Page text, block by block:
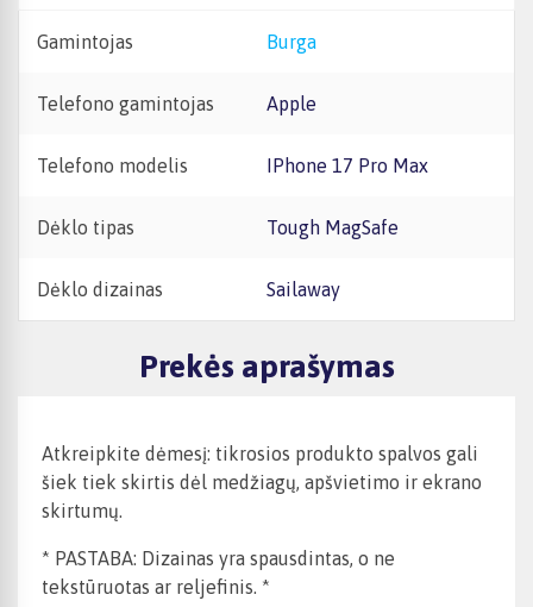
Gamintojas Burga
Telefono gamintojas Apple
Telefono modelis iPhone 17 Pro Max
Dėklo tipas Tough MagSafe
Dėklo dizainas Sailaway
Prekės aprašymas
Atkreipkite dėmesį: tikrosios produkto spalvos gali
šiek tiek skirtis dėl medžiagų, apšvietimo ir ekrano
skirtumų.
* PASTABA: Dizainas yra spausdintas, o ne
tekstūruotas ar reljefinis. *